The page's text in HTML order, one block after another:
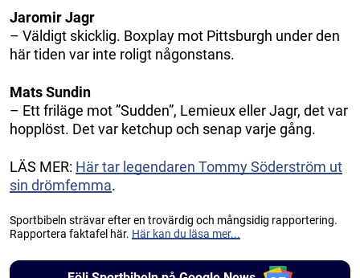
Jaromir Jagr
– Väldigt skicklig. Boxplay mot Pittsburgh under den
här tiden var inte roligt någonstans.
Mats Sundin
– Ett friläge mot ”Sudden”, Lemieux eller Jagr, det var
hopplöst. Det var ketchup och senap varje gång.
LÄS MER: Här tar legendaren Tommy Söderström ut
sin drömfemma.
Sportbibeln strävar efter en trovärdig och mångsidig rapportering.
Rapportera faktafel här. Här kan du läsa mer...